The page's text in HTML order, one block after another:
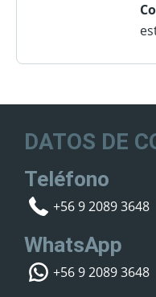
DATOS DE
Teléfono
+56 9 2089 3648
WhatsApp
+56 9 2089 3648